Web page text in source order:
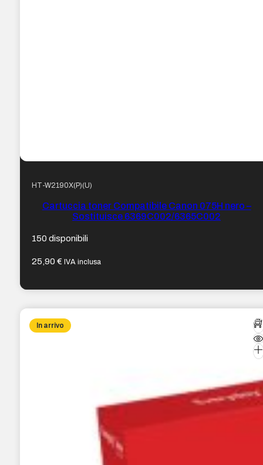
HT-W2190X(P)(U)
Cartuccia toner Compatibile Canon 075H nero –
Sostituisce 6369C002/6365C002
150 disponibili
25,90€ IVA inclusa
In arrivo